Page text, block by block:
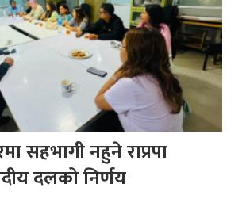
सहभागी नहुने राप्रपा
दलको निर्णय